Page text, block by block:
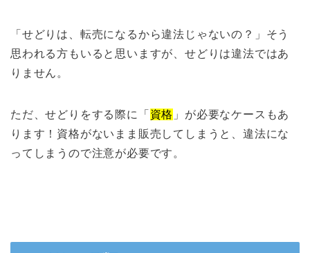
「せどりは、転売になるから違法じゃないの？」そう
思われる方もいると思いますが、せどりは違法ではあ
りません。
ただ、せどりをする際に「 資格 」が必要なケースもあ
ります！資格がないまま販売してしまうと、違法にな
ってしまうので注意が必要です。